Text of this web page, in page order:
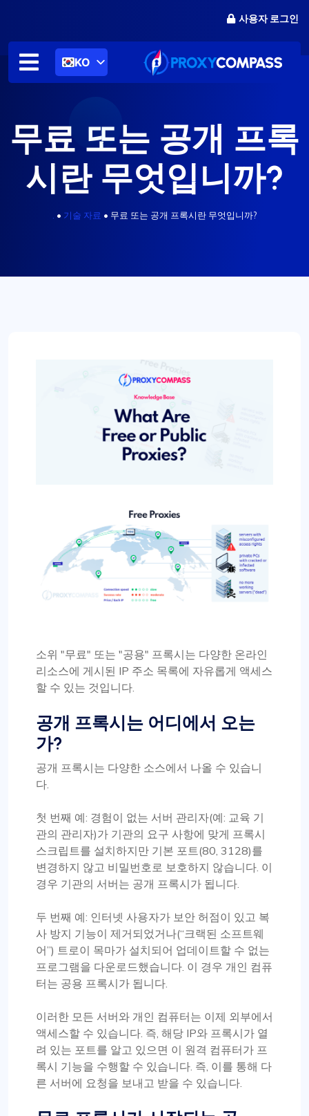
츠
사용자 로그인
KO
무료 또는 공개 프록
시란 무엇입니까?
• 기술 자료 • 무료 또는 공개 프록시란 무엇입니까?
소위 "무료" 또는 "공용" 프록시는 다양한 온라인
리소스에 게시된 IP 주소 목록에 자유롭게 액세스
할 수 있는 것입니다.
공개 프록시는 어디에서 오는
가?
공개 프록시는 다양한 소스에서 나올 수 있습니
다.
첫 번째 예: 경험이 없는 서버 관리자(예: 교육 기
관의 관리자)가 기관의 요구 사항에 맞게 프록시
스크립트를 설치하지만 기본 포트(80, 3128)를
변경하지 않고 비밀번호로 보호하지 않습니다. 이
경우 기관의 서버는 공개 프록시가 됩니다.
두 번째 예: 인터넷 사용자가 보안 허점이 있고 복
사 방지 기능이 제거되었거나(“크랙된 소프트웨
어”) 트로이 목마가 설치되어 업데이트할 수 없는
프로그램을 다운로드했습니다. 이 경우 개인 컴퓨
터는 공용 프록시가 됩니다.
이러한 모든 서버와 개인 컴퓨터는 이제 외부에서
액세스할 수 있습니다. 즉, 해당 IP와 프록시가 열
려 있는 포트를 알고 있으면 이 원격 컴퓨터가 프
록시 기능을 수행할 수 있습니다. 즉, 이를 통해 다
른 서버에 요청을 보내고 받을 수 있습니다.